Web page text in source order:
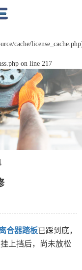
cache/
on line 217
合器踏板已踩到底，
上挡后，尚未放松